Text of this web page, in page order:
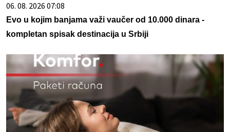
06. 08. 2026 07:08
Evo u kojim banjama važi vaučer od 10.000 dinara -
kompletan spisak destinacija u Srbiji